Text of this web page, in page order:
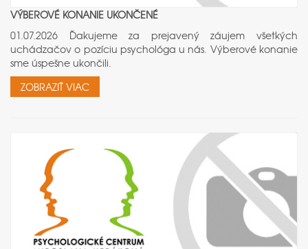
VÝBEROVÉ KONANIE UKONČENÉ
01.07.2026 Ďakujeme za prejavený záujem všetkých
uchádzačov o pozíciu psychológa u nás. Výberové konanie
sme úspešne ukončili.
ZOBRAZIŤ VIAC